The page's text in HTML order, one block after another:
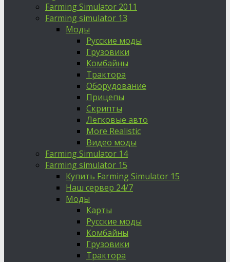
Farming Simulator 2011
Farming simulator 13
Моды
Русские моды
Грузовики
Комбайны
Трактора
Оборудование
Прицепы
Скрипты
Легковые авто
More Realistic
Видео моды
Farming Simulator 14
Farming simulator 15
Купить Farming Simulator 15
Наш сервер 24/7
Моды
Карты
Русские моды
Комбайны
Грузовики
Трактора